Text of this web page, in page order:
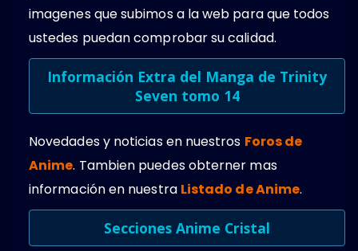
imagenes que subimos a la web para que todos
ustedes puedan comprobar su calidad.
Información Extra del Manga de Trinity
Seven tomo 14
Novedades y noticias en nuestros Foros de
Anime. Tambien puedes obterner mas
información en nuestra Listado de Anime.
Secciones Anime Cristal